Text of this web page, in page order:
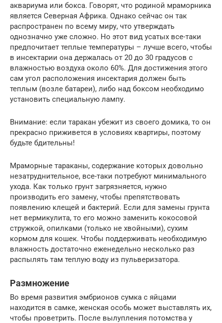
аквариума или бокса. Говорят, что родиной мраморника
является Северная Африка. Однако сейчас он так
распространен по всему миру, что утверждать
однозначно уже сложно. Но этот вид усатых все-таки
предпочитает теплые температуры – лучше всего, чтобы
в инсектарии она держалась от 20 до 30 градусов с
влажностью воздуха около 60%. Для достижения этого
сам угол расположения инсектария должен быть
теплым (возле батареи), либо над боксом необходимо
установить специальную лампу.
Внимание: если таракан убежит из своего домика, то он
прекрасно приживется в условиях квартиры, поэтому
будьте бдительны!
Мраморные тараканы, содержание которых довольно
незатруднительное, все-таки потребуют минимального
ухода. Как только грунт загрязняется, нужно
производить его замену, чтобы препятствовать
появлению клещей и бактерий. Если для замены грунта
нет вермикулита, то его можно заменить кокосовой
стружкой, опилками (только не хвойными), сухим
кормом для кошек. Чтобы поддерживать необходимую
влажность достаточно еженедельно несколько раз
распылять там теплую воду из пульверизатора.
Размножение
Во время развития эмбрионов сумка с яйцами
находится в самке, женская особь может выставлять их,
чтобы проветрить. После вылупления потомства у